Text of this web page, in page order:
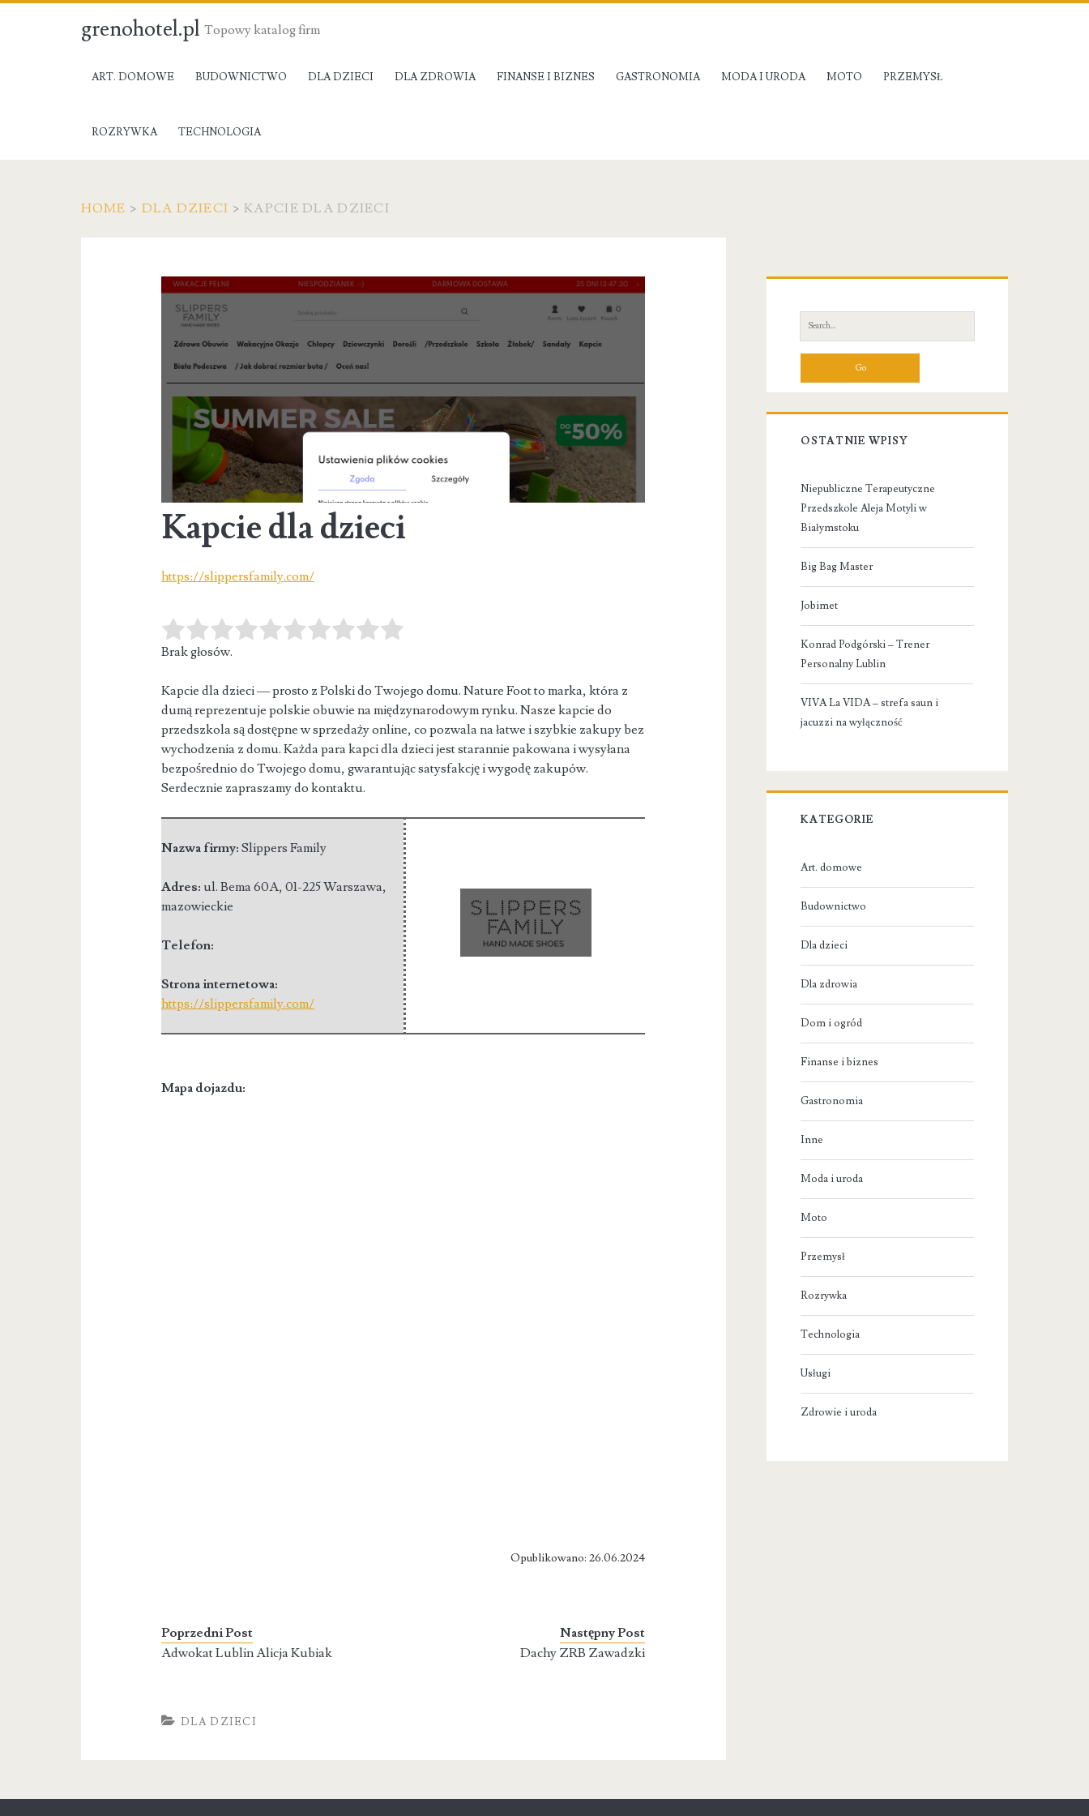
grenohotel.pl Topowy katalog firm
ART. DOMOWE BUDOWNICTWO DLA DZIECI DLA ZDROWIA FINANSE I BIZNES GASTRONOMIA MODA I URODA MOTO PRZEMYSŁ
ROZRYWKA TECHNOLOGIA
HOME > DLA DZIECI > KAPCIE DLA DZIECI
Kapcie dla dzieci
https://slippersfamily.com/
Brak głosów.
Kapcie dla dzieci — prosto z Polski do Twojego domu. Nature Foot to marka, która z
dumą reprezentuje polskie obuwie na międzynarodowym rynku. Nasze kapcie do
przedszkola są dostępne w sprzedaży online, co pozwala na łatwe i szybkie zakupy bez
wychodzenia z domu. Każda para kapci dla dzieci jest starannie pakowana i wysyłana
bezpośrednio do Twojego domu, gwarantując satysfakcję i wygodę zakupów.
Serdecznie zapraszamy do kontaktu.
Nazwa firmy:Slippers Family
Adres:ul. Bema 60A,01-225 Warszawa,
mazowieckie
Telefon:
Strona internetowa:
https://slippersfamily.com/
Mapa dojazdu:
Opublikowano: 26.06.2024
Poprzedni Post
Adwokat Lublin Alicja Kubiak
Następny Post
Dachy ZRB Zawadzki
DLA DZIECI
Sidebar
Search
for:
OSTATNIE WPISY
Niepubliczne Terapeutyczne
Przedszkole Aleja Motyli w
Białymstoku
Big Bag Master
Jobimet
Konrad Podgórski – Trener
Personalny Lublin
VIVA La VIDA – strefa saun i
jacuzzi na wyłączność
KATEGORIE
Art. domowe
Budownictwo
Dla dzieci
Dla zdrowia
Dom i ogród
Finanse i biznes
Gastronomia
Inne
Moda i uroda
Moto
Przemysł
Rozrywka
Technologia
Usługi
Zdrowie i uroda